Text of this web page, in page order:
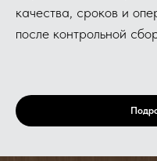
качества, сроков и
после контрольной